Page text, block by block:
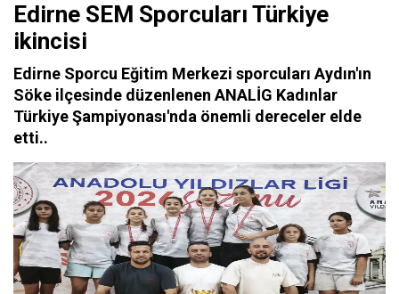
Edirne SEM Sporcuları Türkiye
ikincisi
Edirne Sporcu Eğitim Merkezi sporcuları Aydın'ın
Söke ilçesinde düzenlenen ANALİG Kadınlar
Türkiye Şampiyonası'nda önemli dereceler elde
etti..